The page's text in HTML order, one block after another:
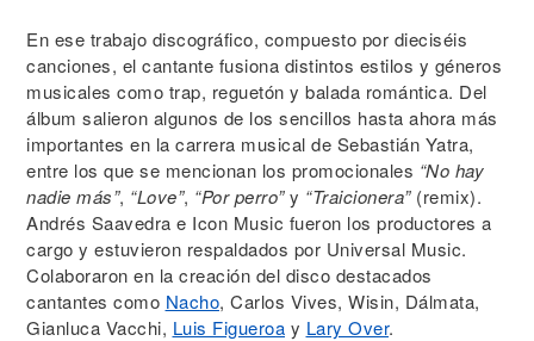
En ese trabajo discográfico, compuesto por dieciséis
canciones, el cantante fusiona distintos estilos y géneros
musicales como trap, reguetón y balada romántica. Del
álbum salieron algunos de los sencillos hasta ahora más
importantes en la carrera musical de Sebastián Yatra,
entre los que se mencionan los promocionales “No hay
nadie más”, “Love”, “Por perro”y “Traicionera”(remix).
Andrés Saavedra e Icon Music fueron los productores a
cargo y estuvieron respaldados por Universal Music.
Colaboraron en la creación del disco destacados
cantantes como Nacho, Carlos Vives, Wisin, Dálmata,
Gianluca Vacchi, Luis Figueroa y Lary Over.